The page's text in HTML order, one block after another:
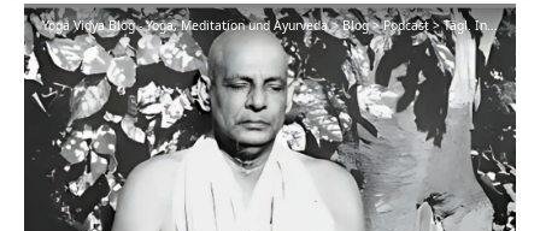
Yoga Vidya Blog - Yoga, Meditation und Ayurveda>Blog>Podcast>Tägl. Inspiration